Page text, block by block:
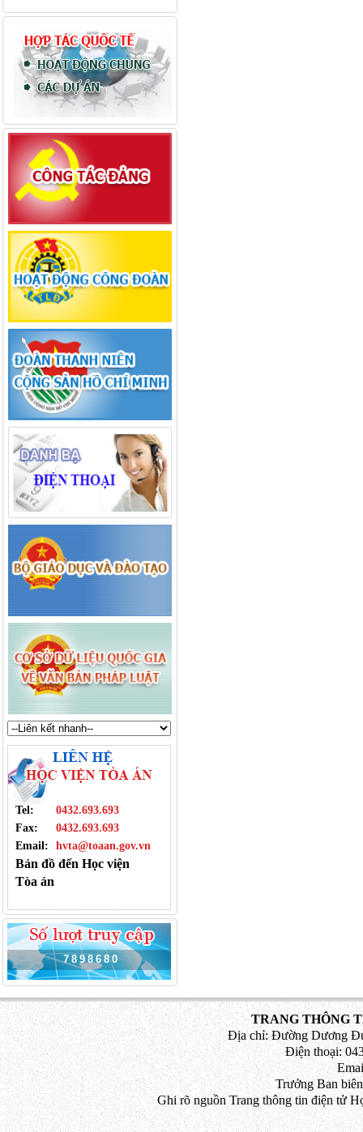
Tel:
0432.693.693
Fax:
0432.693.693
Email:
hvta@toaan.gov.vn
Bản đồ đến Học viện
Tòa án
7 8 9 8 6 8 0
TRANG THÔNG
Địa chỉ: Đường Dương
Điện thoại:
Trưởng Ban
Ghi rõ nguồn Trang thông tin điện tử